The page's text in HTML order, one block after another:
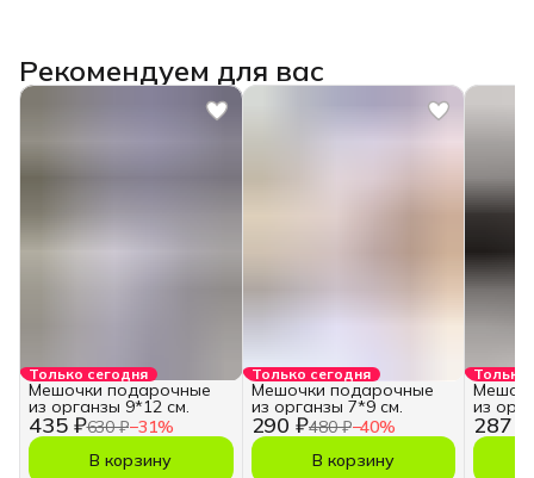
Рекомендуем для вас
Только сегодня
435 ₽630 ₽−31%
Мешочки подарочные
из органзы 9*12 см.
В корзину
Только сегодня
290 ₽480 ₽−40%
Мешочки подарочные
из органзы 7*9 см.
В корзину
Только
287 ₽
из